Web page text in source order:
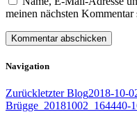
meinen nächsten Kommentar
Navigation
Zurückletzter Blog2018-10-
Brügge_20181002_164440-